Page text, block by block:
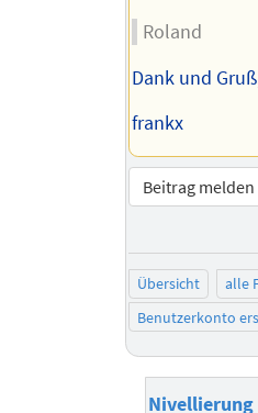
Roland
Dank und
frankx
Beitrag melden
Übersicht alle
Benutzerkonto
Nivellierung